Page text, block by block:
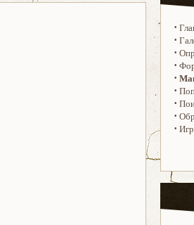
·
·
·
·
·
·
·
·
·